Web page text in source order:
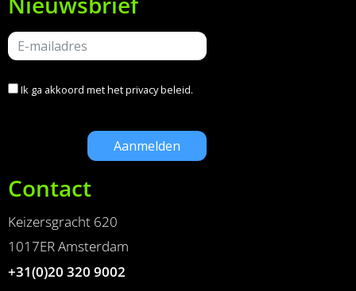
Ik ga akkoord met hetprivacy beleid.
Contact
Keizersgracht 620
1017ER Amsterdam
+31(0)20 320 9002